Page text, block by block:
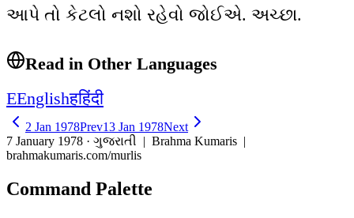
આપે તો કેટલો નશો રહેવો જોઈએ. અચ્છા.
Read in Other Languages
EEnglishहहिंदी
2 Jan 1978Prev13 Jan 1978Next
7 January 1978 · ગુજરાતી | Brahma Kumaris |
brahmakumaris.com/murlis
Command Palette